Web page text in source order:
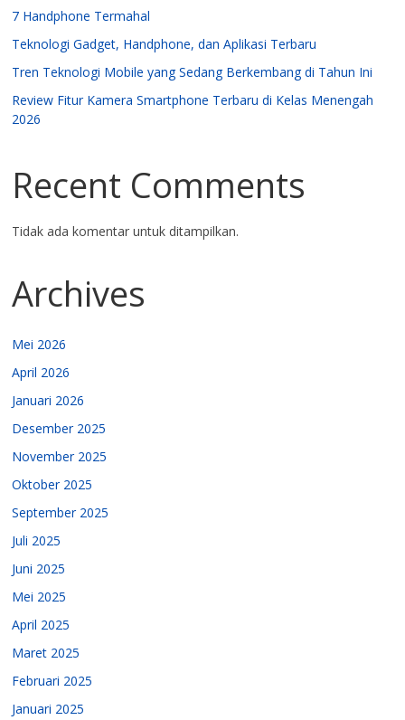
7 Handphone Termahal
Teknologi Gadget, Handphone, dan Aplikasi Terbaru
Tren Teknologi Mobile yang Sedang Berkembang di Tahun Ini
Review Fitur Kamera Smartphone Terbaru di Kelas Menengah
2026
Recent Comments
Tidak ada komentar untuk ditampilkan.
Archives
Mei 2026
April 2026
Januari 2026
Desember 2025
November 2025
Oktober 2025
September 2025
Juli 2025
Juni 2025
Mei 2025
April 2025
Maret 2025
Februari 2025
Januari 2025